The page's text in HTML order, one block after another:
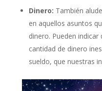
Dinero: También
en aquellos asuntos
dinero. Pueden
cantidad de dinero
sueldo, que nuestras